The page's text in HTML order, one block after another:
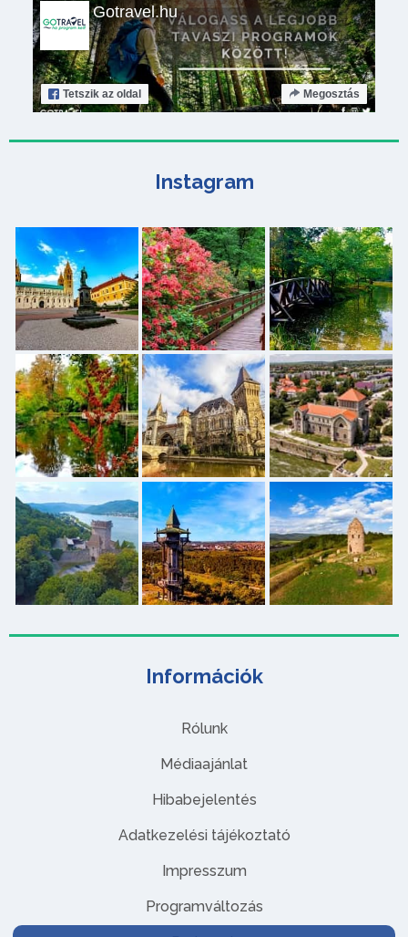
Információk
Rólunk
Médiaajánlat
Hibabejelentés
Adatkezelési tájékoztató
Impresszum
Programváltozás
Gotravel.hu
Tetszik az oldal Megosztás
Instagram